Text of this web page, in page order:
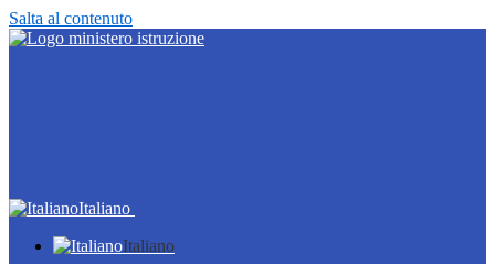
Salta al contenuto
Italiano
Italiano